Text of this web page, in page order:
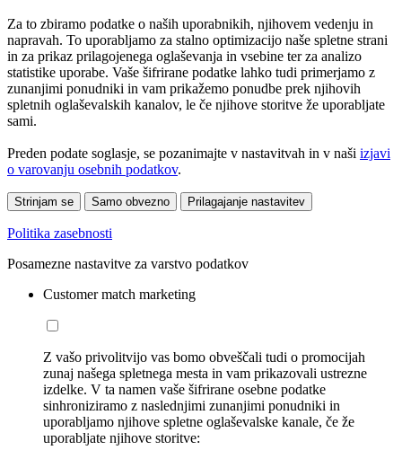
Za to zbiramo podatke o naših uporabnikih, njihovem vedenju in
napravah. To uporabljamo za stalno optimizacijo naše spletne strani
in za prikaz prilagojenega oglaševanja in vsebine ter za analizo
statistike uporabe. Vaše šifrirane podatke lahko tudi primerjamo z
zunanjimi ponudniki in vam prikažemo ponudbe prek njihovih
spletnih oglaševalskih kanalov, le če njihove storitve že uporabljate
sami.
Preden podate soglasje, se pozanimajte v nastavitvah in v naši izjavi
o varovanju osebnih podatkov.
Strinjam se Samo obvezno Prilagajanje nastavitev
Politika zasebnosti
Posamezne nastavitve za varstvo podatkov
Customer match marketing
Z vašo privolitvijo vas bomo obveščali tudi o promocijah
zunaj našega spletnega mesta in vam prikazovali ustrezne
izdelke. V ta namen vaše šifrirane osebne podatke
sinhroniziramo z naslednjimi zunanjimi ponudniki in
uporabljamo njihove spletne oglaševalske kanale, če že
uporabljate njihove storitve: